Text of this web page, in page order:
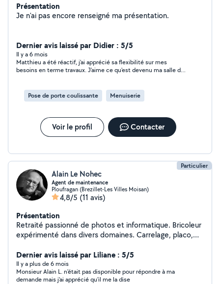
Présentation
Je n'ai pas encore renseigné ma présentation.
Dernier avis laissé par Didier : 5/5
Il y a 6 mois
Matthieu a été réactif, j'ai apprécié sa flexibilité sur mes
besoins en terme travaux. J'aime ce qu'est devenu ma salle de
Je recommande, Matthieu
Pose de porte coulissante Menuiserie
Voir le profil Contacter
Particulier
Alain Le Nohec
Agent de maintenance
Ploufragan (Brezillet-Les Villes Moisan)
4,8/5 (11 avis)
Présentation
Retraité passionné de photos et informatique. Bricoleur
expérimenté dans divers domaines. Carrelage, placo,
et menuiserie, montage meubles, soudure ... Travail
soigné
Dernier avis laissé par Liliane : 5/5
Il y a plus de 6 mois
Monsieur Alain L. n'était pas disponible pour répondre à ma
demande mais j'ai apprécié qu'il me la dise